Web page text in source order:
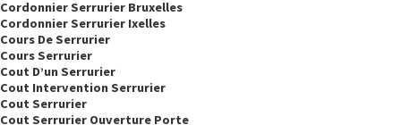
Cordonnier Serrurier Bruxelles
Cordonnier Serrurier Ixelles
Cours De Serrurier
Cours Serrurier
Cout D’un Serrurier
Cout Intervention Serrurier
Cout Serrurier
Cout Serrurier Ouverture Porte